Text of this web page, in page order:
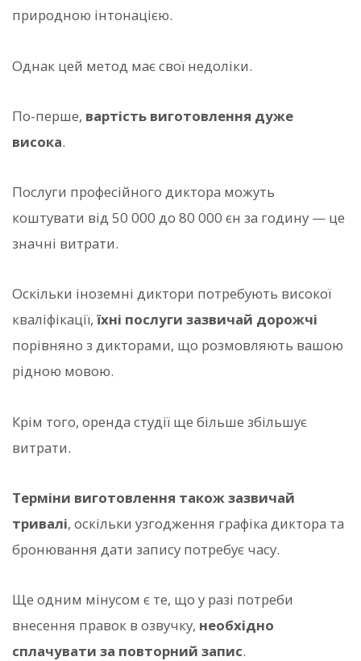
природною інтонацією.
Однак цей метод має свої недоліки.
По-перше, вартість виготовлення дуже
висока.
Послуги професійного диктора можуть
коштувати від 50 000 до 80 000 єн за годину — це
значні витрати.
Оскільки іноземні диктори потребують високої
кваліфікації, їхні послуги зазвичай дорожчі
порівняно з дикторами, що розмовляють вашою
рідною мовою.
Крім того, оренда студії ще більше збільшує
витрати.
Терміни виготовлення також зазвичай
тривалі, оскільки узгодження графіка диктора та
бронювання дати запису потребує часу.
Ще одним мінусом є те, що у разі потреби
внесення правок в озвучку, необхідно
сплачувати за повторний запис.